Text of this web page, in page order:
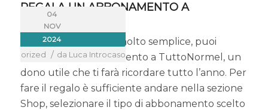
REGALA UN ABBONAMENTO A
TUTTONORMEL
04
NOV
2024
/ da Luca Introcaso
Per Natale, in modo molto semplice, puoi
regalare un abbonamento a TuttoNormel, un
dono utile che ti farà ricordare tutto l’anno. Per
fare il regalo è sufficiente andare nella sezione
Shop, selezionare il tipo di abbonamento scelto